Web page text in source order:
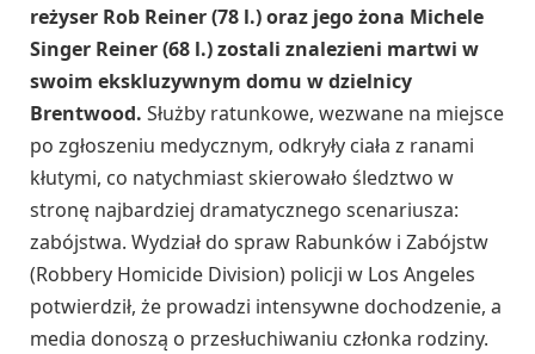
reżyser Rob Reiner (78 l.) oraz jego żona Michele
Singer Reiner (68 l.) zostali znalezieni martwi w
swoim ekskluzywnym domu w dzielnicy
Brentwood. Służby ratunkowe, wezwane na miejsce
po zgłoszeniu medycznym, odkryły ciała z ranami
kłutymi, co natychmiast skierowało śledztwo w
stronę najbardziej dramatycznego scenariusza:
zabójstwa. Wydział do spraw Rabunków i Zabójstw
(Robbery Homicide Division) policji w Los Angeles
potwierdził, że prowadzi intensywne dochodzenie, a
media donoszą o przesłuchiwaniu członka rodziny.